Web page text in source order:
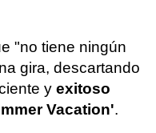
"no tiene ningún
gira, descartando
y exitoso
Vacation'.